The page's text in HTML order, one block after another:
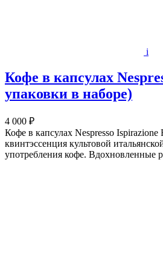
i
Кофе в капсулах
упаковки в наборе)
4 000 ₽
Кофе в капсулах Nespresso Ispirazione
квинтэссенция культовой
употребления кофе. Вдохновленные